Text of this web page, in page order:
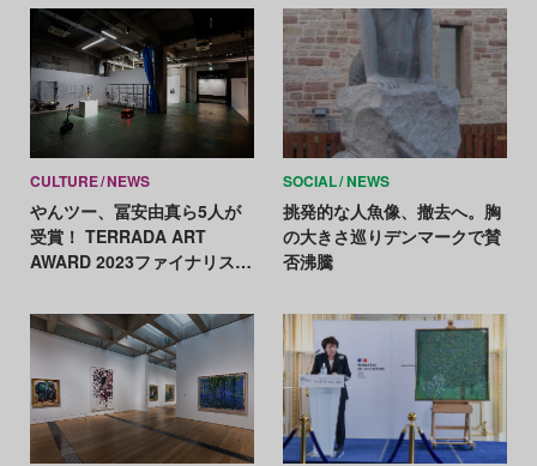
CULTURE NEWS
やんツー、冨安由真ら5人が
受賞！ TERRADA ART
AWARD 2023ファイナリスト
SOCIAL NEWS
挑発的な人魚像、撤去へ。胸
の大きさ巡りデンマークで賛
否沸騰